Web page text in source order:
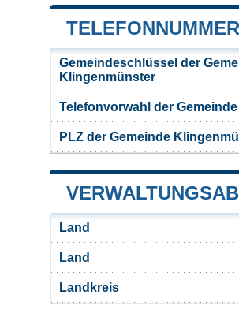
Gemeindeschlüssel der
Klingenmünster
Telefonvorwahl der
PLZ der Gemeinde
Land
Land
Landkreis